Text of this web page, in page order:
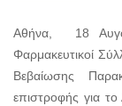
Αθήνα, 18
Φαρμακευτικοί
Βεβαίωσης
επιστροφής για